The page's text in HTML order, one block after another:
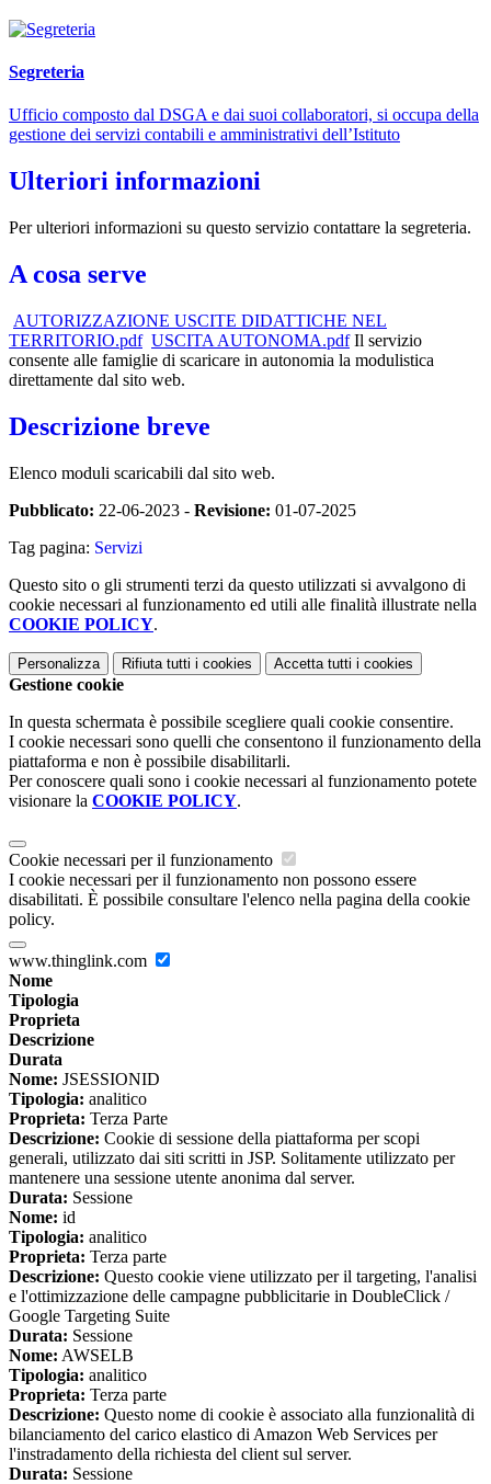
Segreteria
Ufficio composto dal DSGA e dai suoi collaboratori, si occupa della
gestione dei servizi contabili e amministrativi dell’Istituto
Ulteriori informazioni
Per ulteriori informazioni su questo servizio contattare la segreteria.
A cosa serve
AUTORIZZAZIONE USCITE DIDATTICHE NEL
TERRITORIO.pdf USCITA AUTONOMA.pdfIl servizio
consente alle famiglie di scaricare in autonomia la modulistica
direttamente dal sito web.
Descrizione breve
Elenco moduli scaricabili dal sito web.
Pubblicato: 22-06-2023 - Revisione: 01-07-2025
Tag pagina: Servizi
Questo sito o gli strumenti terzi da questo utilizzati si avvalgono di
cookie necessari al funzionamento ed utili alle finalità illustrate nella
COOKIE POLICY.
Personalizza Rifiuta tutti i cookies Accetta tutti i cookies
Gestione cookie
In questa schermata è possibile scegliere quali cookie consentire.
I cookie necessari sono quelli che consentono il funzionamento della
piattaforma e non è possibile disabilitarli.
Per conoscere quali sono i cookie necessari al funzionamento potete
visionare la COOKIE POLICY.
Cookie necessari per il funzionamento
I cookie necessari per il funzionamento non possono essere
disabilitati. È possibile consultare l'elenco nella pagina della cookie
policy.
www.thinglink.com
Nome
Tipologia
Proprieta
Descrizione
Durata
Nome: JSESSIONID
Tipologia: analitico
Proprieta: Terza Parte
Descrizione: Cookie di sessione della piattaforma per scopi
generali, utilizzato dai siti scritti in JSP. Solitamente utilizzato per
mantenere una sessione utente anonima dal server.
Durata: Sessione
Nome: id
Tipologia: analitico
Proprieta: Terza parte
Descrizione: Questo cookie viene utilizzato per il targeting, l'analisi
e l'ottimizzazione delle campagne pubblicitarie in DoubleClick /
Google Targeting Suite
Durata: Sessione
Nome: AWSELB
Tipologia: analitico
Proprieta: Terza parte
Descrizione: Questo nome di cookie è associato alla funzionalità di
bilanciamento del carico elastico di Amazon Web Services per
l'instradamento della richiesta del client sul server.
Durata: Sessione